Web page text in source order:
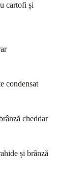
cartofi și
condensat
cheddar
și brânză